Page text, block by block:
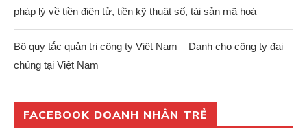
pháp lý về tiền điện tử, tiền kỹ thuật số, tài sản mã hoá
Bộ quy tắc quản trị công ty Việt Nam – Danh cho công ty đại
chúng tại Việt Nam
FACEBOOK DOANH NHÂN TRẺ